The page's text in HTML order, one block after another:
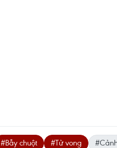
#Bẫy chuột #Tử vong